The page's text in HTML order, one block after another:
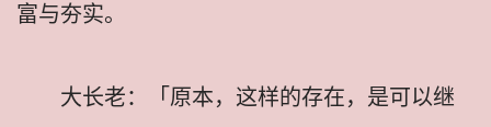
富与夯实。
大长老：「原本，这样的存在，是可以继